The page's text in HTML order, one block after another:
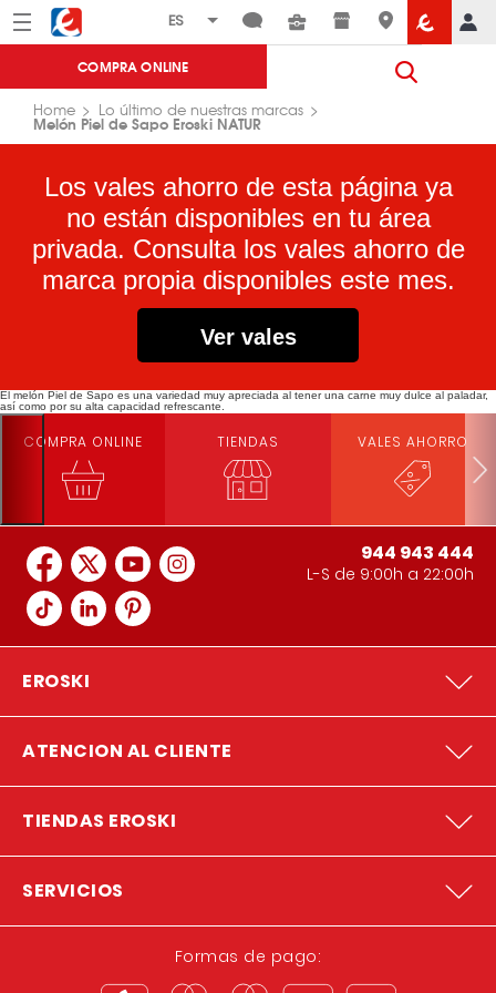
Menú Eroski
COMPRA ONLINE
Home Lo último de nuestras marcas
Melón Piel de Sapo Eroski NATUR
Los vales ahorro de esta página ya
no están disponibles en tu área
privada. Consulta los vales ahorro de
marca propia disponibles este mes.
Ver vales
El melón Piel de Sapo es una variedad muy apreciada al tener una carne muy dulce al paladar,
así como por su alta capacidad refrescante.
COMPRA ONLINE TIENDAS VALES AHORRO
944 943 444
L-S de 9:00h a 22:00h
EROSKI
ATENCION AL CLIENTE
TIENDAS EROSKI
SERVICIOS
Formas de pago: